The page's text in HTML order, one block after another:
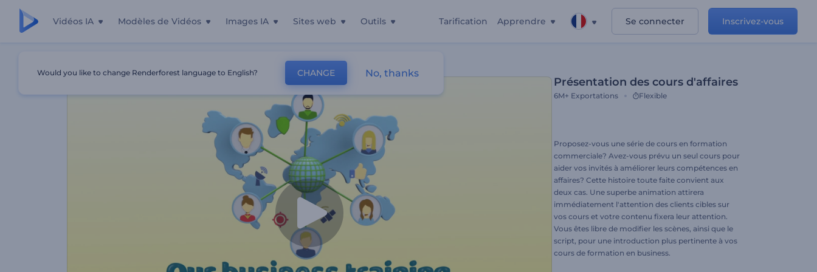
Vidéos IA Modèles de Vidéos Images IA Sites web Outils Tarification Apprendre Se connecter Inscrivez-vous
Présentation des cours d'affaires
6M+ Exportations Flexible
Proposez-vous une série de cours en formation
commerciale? Avez-vous prévu un seul cours pour
aider vos invités à améliorer leurs compétences en
affaires? Cette histoire toute faite convient aux
deux cas. Une superbe animation attirera
immédiatement l'attention des clients cibles sur
vos cours et votre contenu fixera leur attention.
Vous êtes libre de modifier les scènes, ainsi que le
script, pour une introduction plus pertinente à vos
cours de formation en business.
Would you like to change Renderforest language to English? CHANGE No, thanks